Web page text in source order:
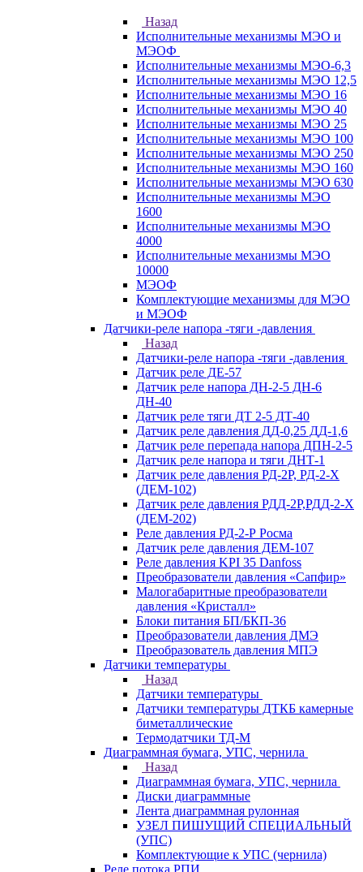
Назад
Исполнительные механизмы МЭО и
МЭОФ
Исполнительные механизмы МЭО-6,3
Исполнительные механизмы МЭО 12,5
Исполнительные механизмы МЭО 16
Исполнительные механизмы МЭО 40
Исполнительные механизмы МЭО 25
Исполнительные механизмы МЭО 100
Исполнительные механизмы МЭО 250
Исполнительные механизмы МЭО 160
Исполнительные механизмы МЭО 630
Исполнительные механизмы МЭО
1600
Исполнительные механизмы МЭО
4000
Исполнительные механизмы МЭО
10000
МЭОФ
Комплектующие механизмы для МЭО
и МЭОФ
Датчики-реле напора -тяги -давления
Назад
Датчики-реле напора -тяги -давления
Датчик реле ДЕ-57
Датчик реле напора ДН-2-5 ДН-6
ДН-40
Датчик реле тяги ДТ 2-5 ДТ-40
Датчик реле давления ДД-0,25 ДД-1,6
Датчик реле перепада напора ДПН-2-5
Датчик реле напора и тяги ДНТ-1
Датчик реле давления РД-2Р, РД-2-Х
(ДЕМ-102)
Датчик реле давления РДД-2Р,РДД-2-Х
(ДЕМ-202)
Реле давления РД-2-Р Росма
Датчик реле давления ДЕМ-107
Реле давления KPI 35 Danfoss
Преобразователи давления «Сапфир»
Малогабаритные преобразователи
давления «Кристалл»
Блоки питания БП/БКП-36
Преобразователи давления ДМЭ
Преобразователь давления МПЭ
Датчики температуры
Назад
Датчики температуры
Датчики температуры ДТКБ камерные
биметаллические
Термодатчики ТД-М
Диаграммная бумага, УПС, чернила
Назад
Диаграммная бумага, УПС, чернила
Диски диаграммные
Лента диаграммная рулонная
УЗЕЛ ПИШУЩИЙ СПЕЦИАЛЬНЫЙ
(УПС)
Комплектующие к УПС (чернила)
Реле потока РПИ